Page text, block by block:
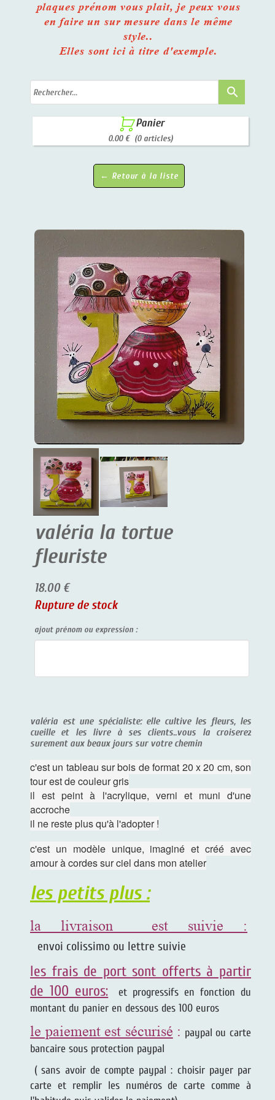
plaques prénom vous plait, je peux vous
en faire un sur mesure dans le même
style..
Elles sont ici à titre d'exemple.
search
 Panier
0.00 € (0 articles)
← Retour à la liste
valéria la tortue
fleuriste
18.00 €
Rupture de stock
ajout prénom ou expression :
valéria est une spécialiste: elle cultive les fleurs, les
cueille et les livre à ses clients..vous la croiserez
surement aux beaux jours sur votre chemin
c'est un tableau sur bois de format 20 x 20 cm, son
tour est de couleur gris
il est peint à l'acrylique, verni et muni d'une
accroche
il ne reste plus qu'à l'adopter !
c'est un modèle unique, imaginé et créé avec
amour à cordes sur ciel dans mon atelier
les petits plus :
la livraison est suivie :
envoi colissimo ou lettre suivie
les frais de port sont offerts à partir
de 100 euros:
et progressifs en fonction du
montant du panier en dessous des 100 euros
le paiement est sécurisé : paypal ou carte
bancaire sous protection paypal
( sans avoir de compte paypal : choisir payer par
carte et remplir les numéros de carte comme à